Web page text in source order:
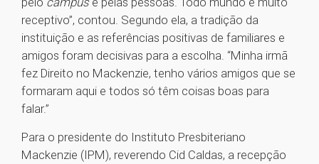
receptivo”, contou. Segundo ela, a tradição da
instituição e as referências positivas de familiares e
amigos foram decisivas para a escolha. “Minha irmã
fez Direito no Mackenzie, tenho vários amigos que se
formaram aqui e todos só têm coisas boas para
falar.”
Para o presidente do Instituto Presbiteriano
Mackenzie (IPM), reverendo Cid Caldas, a recepção